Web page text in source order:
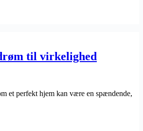
til virkelighed
et perfekt hjem kan være en spændende,